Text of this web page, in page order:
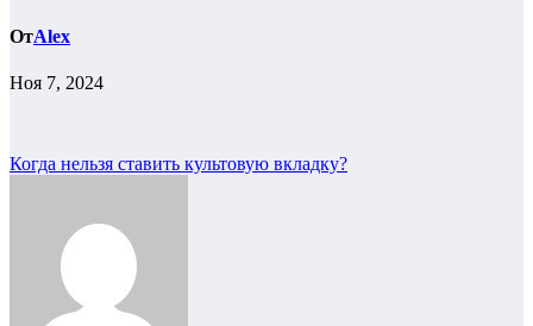
ОтAlex
Ноя 7, 2024
Навигация
записям
Когда нельзя ставить культовую вкладку?